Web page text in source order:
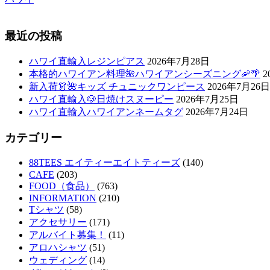
最近の投稿
ハワイ直輸入レジンピアス 2026年7月28日
本格的ハワイアン料理🌺ハワイアンシーズニング🦐🌴
新入荷👗🌺キッズ チュニックワンピース 2026年7月26日
ハワイ直輸入🐶日焼けスヌーピー 2026年7月25日
ハワイ直輸入ハワイアンネームタグ 2026年7月24日
カテゴリー
88TEES エイティーエイトティーズ (140)
CAFE (203)
FOOD（食品）
(763)
INFORMATION (210)
Tシャツ (58)
アクセサリー (171)
アルバイト募集！
(11)
アロハシャツ (51)
ウェディング (14)